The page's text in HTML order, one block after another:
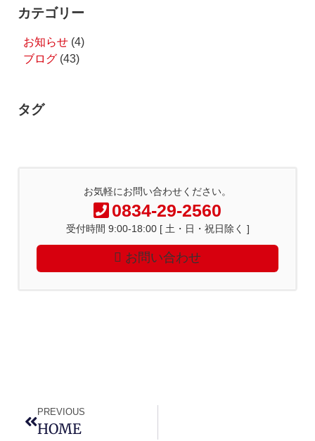
カテゴリー
お知らせ (4)
ブログ (43)
タグ
お気軽にお問い合わせください。
0834-29-2560
受付時間 9:00-18:00 [ 土・日・祝日除く ]
お問い合わせ
PREVIOUS
HOME